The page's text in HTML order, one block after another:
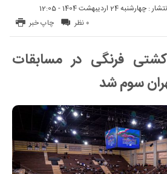
24 اردیبهشت 1404 - 12:05
چاپ خبر ۰ نظر
فرنگی در مسابقات
سوم شد